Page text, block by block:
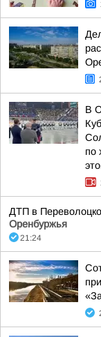
В
по
ДТП в
Оренбуржья
21:24